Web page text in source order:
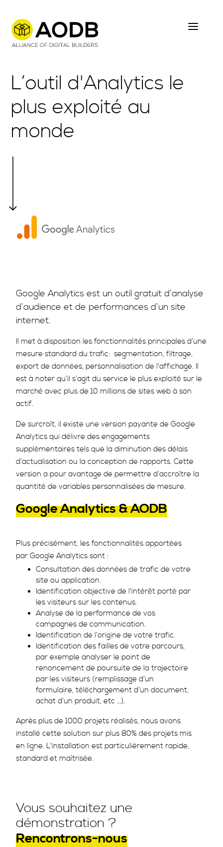
L’outil d'Analytics le
plus exploité au
monde
Google Analytics est un outil gratuit d’analyse
d’audience et de performances d’un site
internet.
Il met à disposition les fonctionnalités principales d’une
mesure standard du trafic: segmentation, filtrage,
export de données, personnalisation de l'affichage. Il
est à noter qu’il s’agit du service le plus exploité sur le
marché avec plus de 10 millions de sites web à son
actif.
De surcroît, il existe une version payante de Google
Analytics qui délivre des engagements
supplémentaires tels que la diminution des délais
d’actualisation ou la conception de rapports. Cette
version a pour avantage de permettre d’accroître la
quantité de variables personnalisées de mesure.
Google Analytics & AODB
Plus précisément, les fonctionnalités apportées
par Google Analytics sont :
Consultation des données de trafic de votre
site ou application.
Identification objective de l'intérêt porté par
les visiteurs sur les contenus.
Analyse de la performance de vos
campagnes de communication.
Identification de l’origine de votre trafic.
Identification des failles de votre parcours,
par exemple analyser le point de
renoncement de poursuite de la trajectoire
par les visiteurs (remplissage d’un
formulaire, téléchargement d’un document,
achat d’un produit, etc …).
Après plus de 1000 projets réalisés, nous avons
installé cette solution sur plus 80% des projets mis
en ligne. L'installation est particulièrement rapide,
standard et maîtrisée.
Vous souhaitez une
démonstration ?
Rencontrons-nous